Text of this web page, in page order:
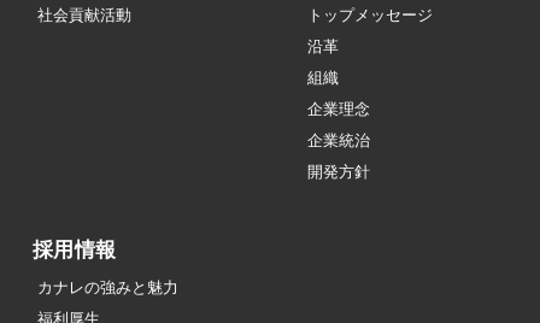
社会貢献活動
トップメッセージ
沿革
組織
企業理念
企業統治
開発方針
採用情報
カナレの強みと魅力
福利厚生